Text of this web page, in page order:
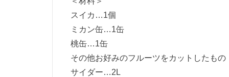
スイカ …1個
ミカン缶…1缶
桃缶…1缶
その他お好みのフルーツをカットしたもの
サイダー…2L